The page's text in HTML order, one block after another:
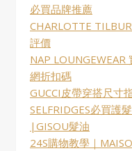
必買品牌推薦
CHARLOTTE
評價
NAP
網折扣碼
GUCCI皮帶穿搭尺寸
SELFRIDGES必買護
|GISOU髮油
24S購物教學｜